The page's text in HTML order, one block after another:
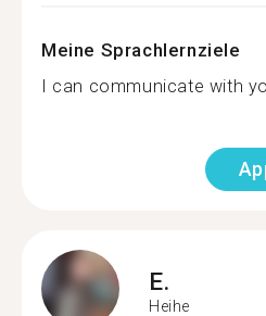
Meine Sprachlernziele
I can communicate with
E.
Heihe